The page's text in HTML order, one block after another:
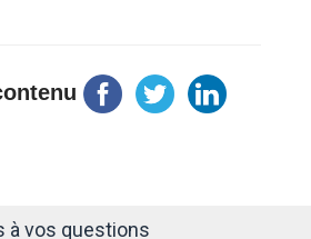
à vos questions